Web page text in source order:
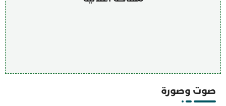
صوت وصورة